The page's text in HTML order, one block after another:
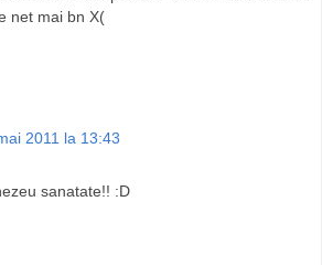
net mai bn X(
2011 la 13:43
sanatate!! :D